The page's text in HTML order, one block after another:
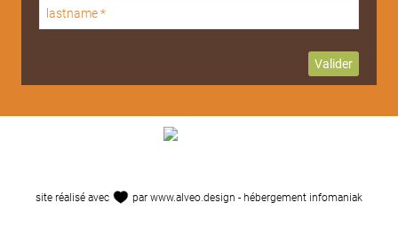
site réalisé avec par www.alveo.design - hébergement infomaniak